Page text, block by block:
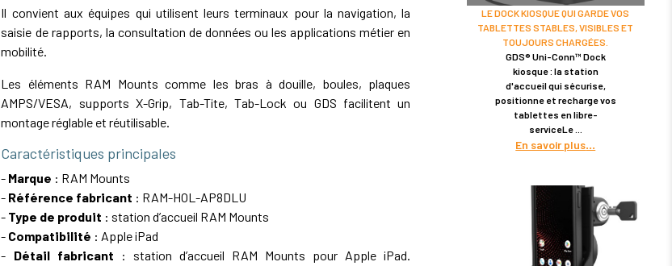
Il convient aux équipes qui utilisent leurs terminaux pour la navigation, la
saisie de rapports, la consultation de données ou les applications métier en
mobilité.
Les éléments RAM Mounts comme les bras à douille, boules, plaques
AMPS/VESA, supports X-Grip, Tab-Tite, Tab-Lock ou GDS facilitent un
montage réglable et réutilisable.
Caractéristiques principales
- Marque : RAM Mounts
- Référence fabricant : RAM-HOL-AP8DLU
- Type de produit : station d’accueil RAM Mounts
- Compatibilité : Apple iPad
- Détail fabricant : station d’accueil RAM Mounts pour Apple iPad.
LE DOCK KIOSQUE QUI GARDE VOS
TABLETTES STABLES, VISIBLES ET
TOUJOURS CHARGÉES.
GDS® Uni-Conn™ Dock
kiosque : la station
d'accueil qui sécurise,
positionne et recharge vos
tablettes en libre-
serviceLe
En savoir plus